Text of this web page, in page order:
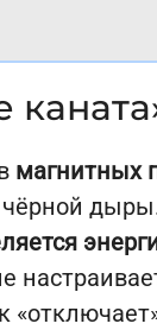
магнитных
чёрной